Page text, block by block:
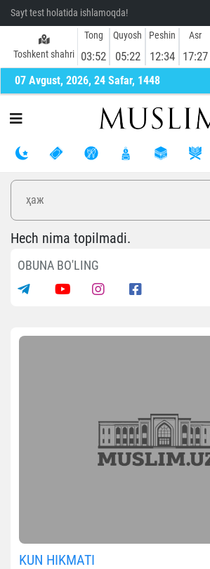
Sayt test holatida ishlamoqda!
Toshkent shahri
Tong
03:52
Quyosh
05:22
Peshin
12:34
Asr
17:27
07 Avgust, 2026, 24 Safar, 1448
Hech nima topilmadi.
OBUNA BO'LING
KUN HIKMATI